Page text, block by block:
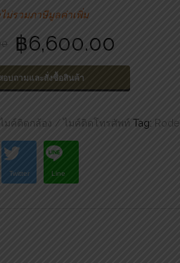
ม่รวมภาษีมูลค่าเพิ่ม
฿6,600.00
อบถามและสั่งซื้อสินค้า
ไมค์ติดกล้อง / ไมค์ติดโทรศัพท์ Tag: Rode
Twitter Line